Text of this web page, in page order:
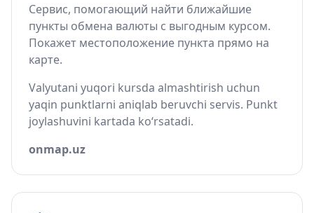
Сервис, помогающий найти ближайшие
пункты обмена валюты с выгодным курсом.
Покажет местоположение пункта прямо на
карте.
Valyutani yuqori kursda almashtirish uchun
yaqin punktlarni aniqlab beruvchi servis. Punkt
joylashuvini kartada ko‘rsatadi.
onmap.uz